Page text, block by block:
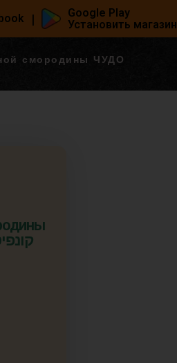
|
Google Play
Установить магазин
смородины ЧУДО